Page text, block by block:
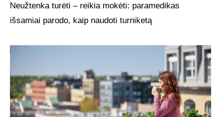
Neužtenka turėti – reikia mokėti: paramedikas
išsamiai parodo, kaip naudoti turniketą